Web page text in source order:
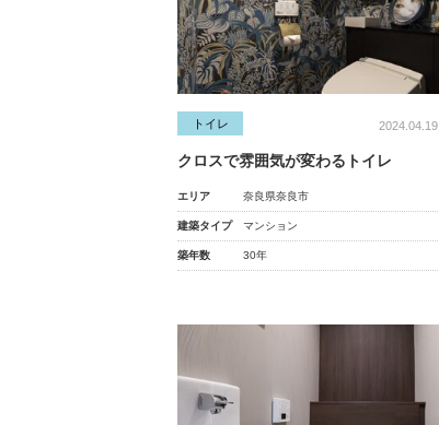
トイレ 2024.04.19
クロスで雰囲気が変わるトイレ
エリア 奈良県奈良市
建築タイプ マンション
築年数 30年